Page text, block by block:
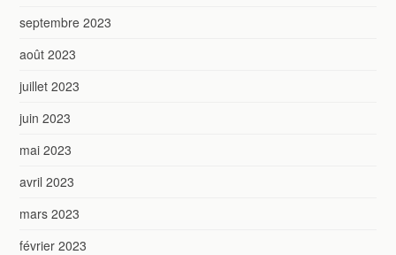
septembre 2023
août 2023
juillet 2023
juin 2023
mai 2023
avril 2023
mars 2023
février 2023